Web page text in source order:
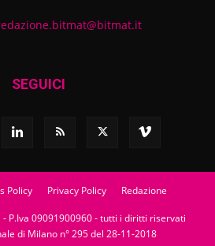
SEGUICI
Policy Privacy Policy Redazione
P.Iva 09091900960 - tutti i diritti riservati
di Milano n° 295 del 28-11-2018